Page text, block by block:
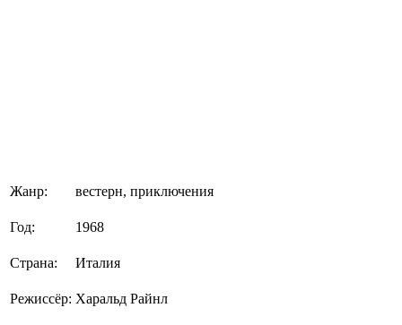
Жанр: вестерн, приключения
Год: 1968
Страна: Италия
Режиссёр: Харальд Райнл